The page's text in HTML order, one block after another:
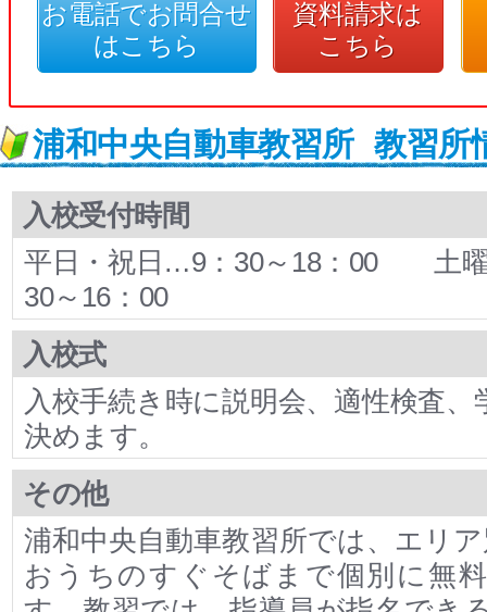
お電話でお問合せ
はこちら
資料請求は
こちら
浦和中央自動車教習所 教習所
入校受付時間
平日・祝日…9：30～18：00 土
30～16：00
入校式
入校手続き時に説明会、適性検査、
決めます。
その他
浦和中央自動車教習所では、エリ
おうちのすぐそばまで個別に無